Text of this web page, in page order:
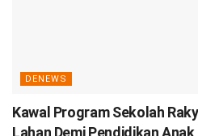
DENEWS
Kawal Program Sekolah
Lahan Demi Pendidikan